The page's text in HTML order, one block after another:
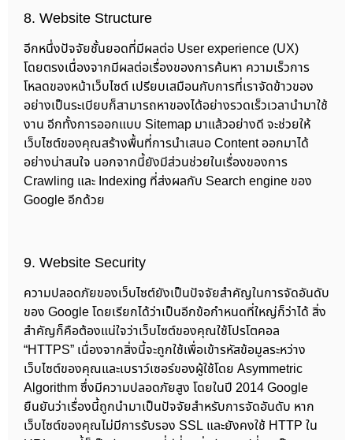
8. Website Structure
อีกหนึ่งปัจจัยชั้นยอดที่มีผลต่อ User experience (UX)
โดยตรงเนื่องจากมีผลต่อเรื่องของการค้นหา ความเร็วการ
โหลดของหน้าเว็บไซต์ เปรียบเสมือนกับการที่เราจัดข้าวของ
อย่างเป็นระเบียบก็สามารถหาของได้อย่างรวดเร็วเวลานำมาใช้
งาน อีกทั้งการออกแบบ Sitemap มาแล้วอย่างดี จะช่วยให้
เว็บไซต์ของคุณสร้างพื้นที่การนำเสนอ Content ออกมาได้
อย่างน่าสนใจ นอกจากนี้ยังมีส่วนช่วยในเรื่องของการ
Crawling และ Indexing ที่ส่งผลกับ Search engine ของ
Google อีกด้วย
9. Website Security
ความปลอดภัยของเว็บไซต์ยังเป็นปัจจัยสำคัญในการจัดอันดับ
ของ Google โดยเรียกได้ว่าเป็นอีกข้อกำหนดที่ใหญ่ก็ว่าได้ สิ่ง
สำคัญก็คือต้องแน่ใจว่าเว็บไซต์ของคุณใช้โปรโตคอล
“HTTPS” เนื่องจากสิ่งนี้จะถูกใช้เพื่อเข้ารหัสข้อมูลระหว่าง
เว็บไซต์ของคุณและเบราว์เซอร์ของผู้ใช้โดย Asymmetric
Algorithm ซึ่งมีความปลอดภัยสูง โดยในปี 2014 Google
ยืนยันว่าเรื่องนี้ถูกนำมาเป็นปัจจัยสำหรับการจัดอันดับ หาก
เว็บไซต์ของคุณไม่มีการรับรอง SSL และยังคงใช้ HTTP ใน